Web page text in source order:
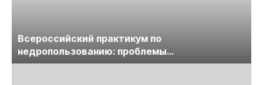
Всероссийский практикум по
недропользованию: проблемы
лицензирования, цифровизации, экспертизы